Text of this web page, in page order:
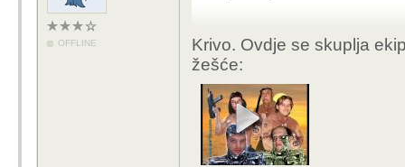
OFFLINE
Krivo. Ovdje se skuplja
žešće: